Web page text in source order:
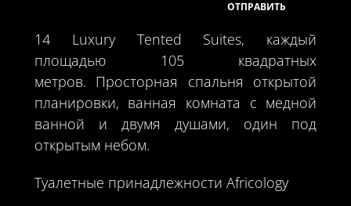
14 Luxury Tented Suites, каждый
площадью 105 квадратных
метров. Просторная спальня открытой
планировки, ванная комната с медной
ванной и двумя душами, один под
открытым небом.
Туалетные принадлежности Africology